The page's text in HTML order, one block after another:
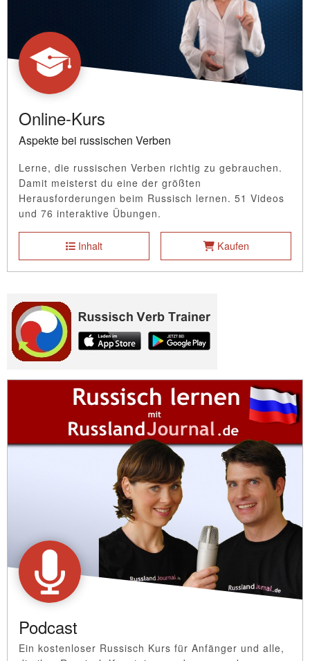
Online-Kurs
Aspekte bei russischen Verben
Lerne, die russischen Verben richtig zu gebrauchen.
Damit meisterst du eine der größten
Herausforderungen beim Russisch lernen. 51 Videos
und 76 interaktive Übungen.
Inhalt Kaufen
Podcast
Ein kostenloser Russisch Kurs für Anfänger und alle,